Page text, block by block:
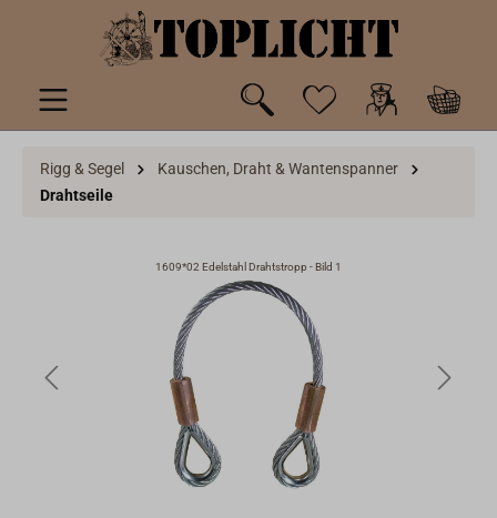
springen
Rigg & Segel
Kauschen, Draht & Wantenspanner
Drahtseile
1609*02 Edelstahl Drahtstropp - Bild 1